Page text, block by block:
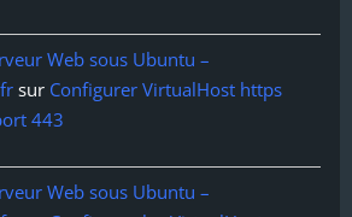
Web sous Ubuntu –
sur Configurer VirtualHost https
443
Web sous Ubuntu –